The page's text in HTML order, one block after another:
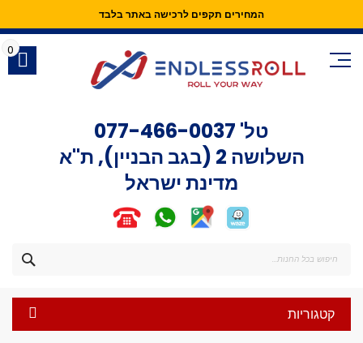
המחירים תקפים לרכישה באתר בלבד
Skip
Content
טל' 077-466-0037
השלושה 2 (בגב הבניין), ת"א
מדינת ישראל
0
קטגוריות